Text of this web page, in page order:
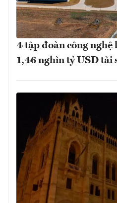
4 tập đoàn công nghệ
1,46 nghìn tỷ USD tài